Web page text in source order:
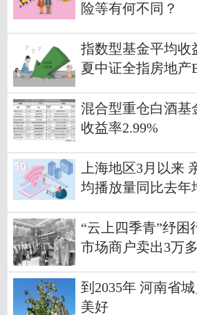
险等有何不同？
指数型基金平均收
夏中证全指房地产
混合型重仓白酒基
收益率2.99%
上海地区3月以来
均播放量同比去年
“云上四季青”纾困
市场商户卖出3万
到2035年 河南省
美好